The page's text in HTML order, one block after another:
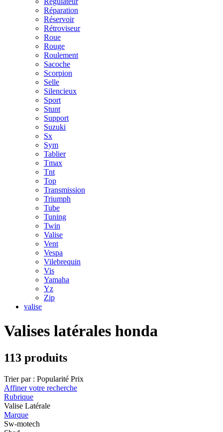
Réparation
Réservoir
Rétroviseur
Roue
Rouge
Roulement
Sacoche
Scorpion
Selle
Silencieux
Sport
Stunt
Support
Suzuki
Sx
Sym
Tablier
Tmax
Tnt
Top
Transmission
Triumph
Tube
Tuning
Twin
Valise
Vent
Vespa
Vilebrequin
Vis
Yamaha
Yz
Zip
valise
Valises latérales honda
113 produits
Trier par : Popularité Prix
Affiner votre recherche
Rubrique
Valise Latérale
Marque
Sw-motech